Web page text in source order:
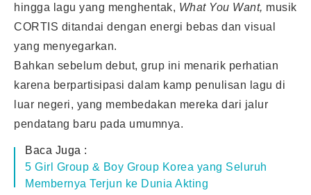
hingga lagu yang menghentak, What You Want, musik
CORTIS ditandai dengan energi bebas dan visual
yang menyegarkan.
Bahkan sebelum debut, grup ini menarik perhatian
karena berpartisipasi dalam kamp penulisan lagu di
luar negeri, yang membedakan mereka dari jalur
pendatang baru pada umumnya.
Baca Juga :
5 Girl Group & Boy Group Korea yang Seluruh
Membernya Terjun ke Dunia Akting